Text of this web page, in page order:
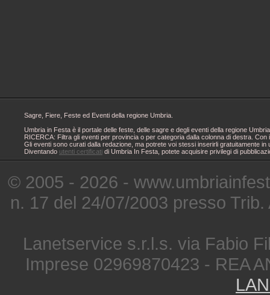
Sagre, Fiere, Feste ed Eventi della regione Umbria.
Umbria in Festa è il portale delle feste, delle sagre e degli eventi della regione
RICERCA: Filtra gli eventi per provincia o per categoria dalla colonna di destra.
Gli eventi sono curati dalla redazione, ma potrete voi stessi inserirli gratuitamente
Diventando utenti certificati di Umbria In Festa, potete acquisire privilegi di
© 2005 - 2026 -
n. 17 del 24/07/2003 presso
Lanetservice s.r.l.s. via Fabio
Imprese 02969870423 - REA